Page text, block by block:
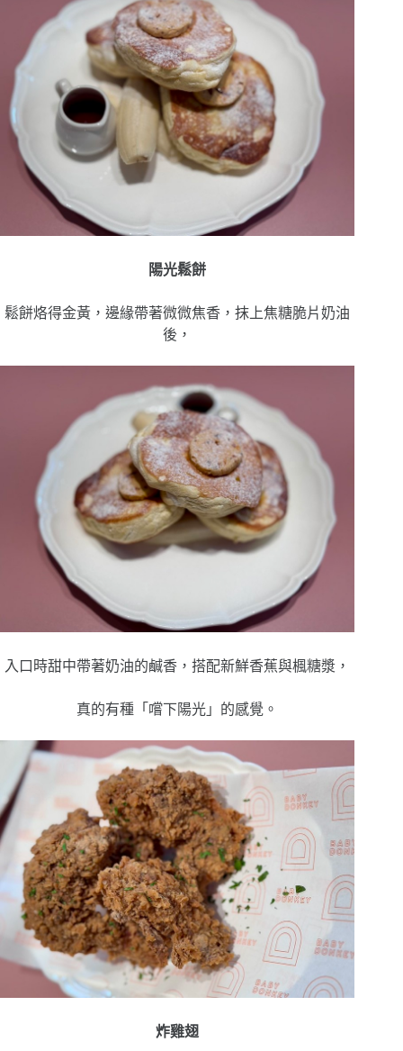
陽光鬆餅
鬆餅烙得金黃，邊緣帶著微微焦香，抹上焦糖脆片奶油
後，
入口時甜中帶著奶油的鹹香，搭配新鮮香蕉與楓糖漿，
真的有種「嚐下陽光」的感覺。
炸雞翅